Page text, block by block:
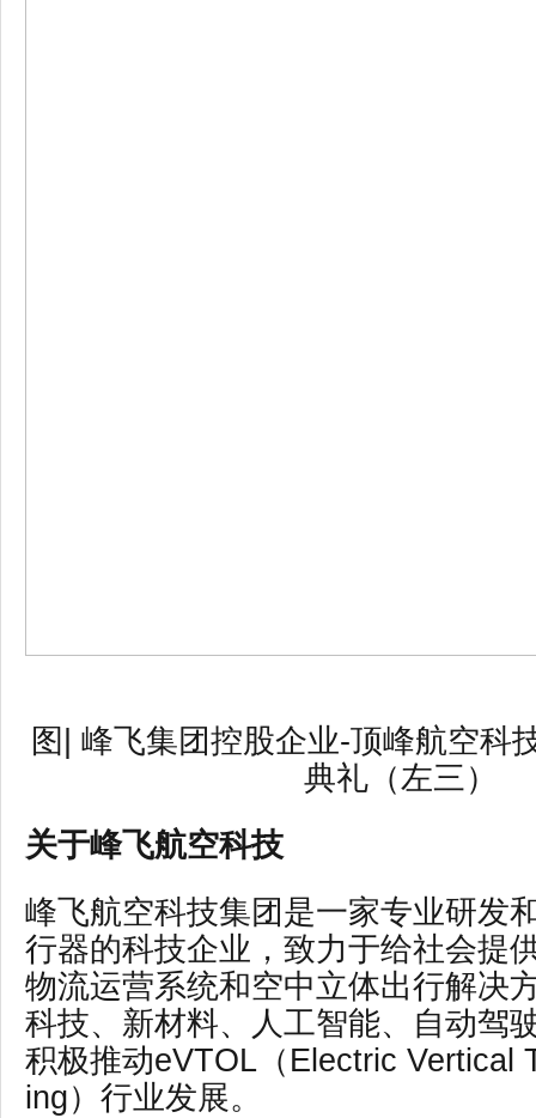
图
| 峰飞集团控股企业-顶峰航空科
典礼（左三）
关于峰飞航空科技
峰飞航空科技集团是一家专业研发
行器的科技企业，致力于给社会提
物流运营系统和空中立体出行解决
科技、新材料、人工智能、自动驾
积极推动eVTOL（Electric Vertical
ing）行业发展。